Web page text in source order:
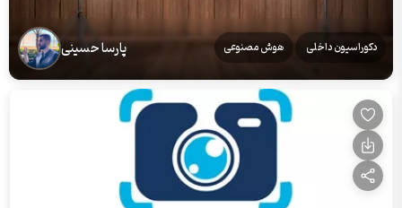
دکوراسیون داخلی هوش مصنوعی پارسا حسینی